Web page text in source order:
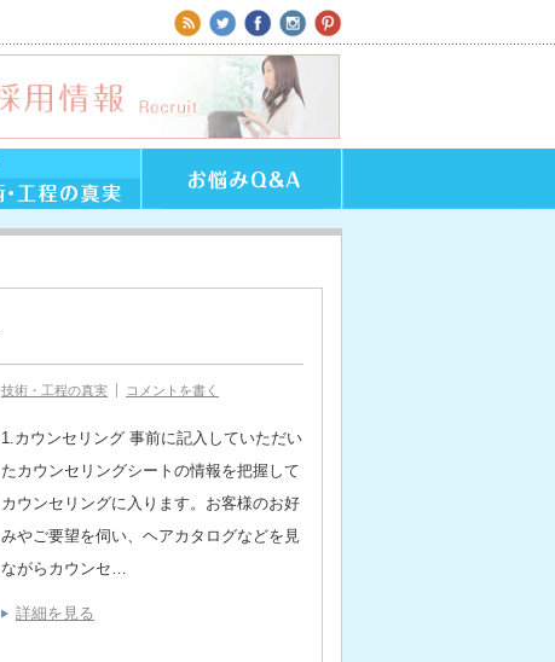
技術・工程の真実 コメントを書く
1.カウンセリング 事前に記入していただい
たカウンセリングシートの情報を把握して
カウンセリングに入ります。お客様のお好
みやご要望を伺い、ヘアカタログなどを見
ながらカウンセ…
詳細を見る